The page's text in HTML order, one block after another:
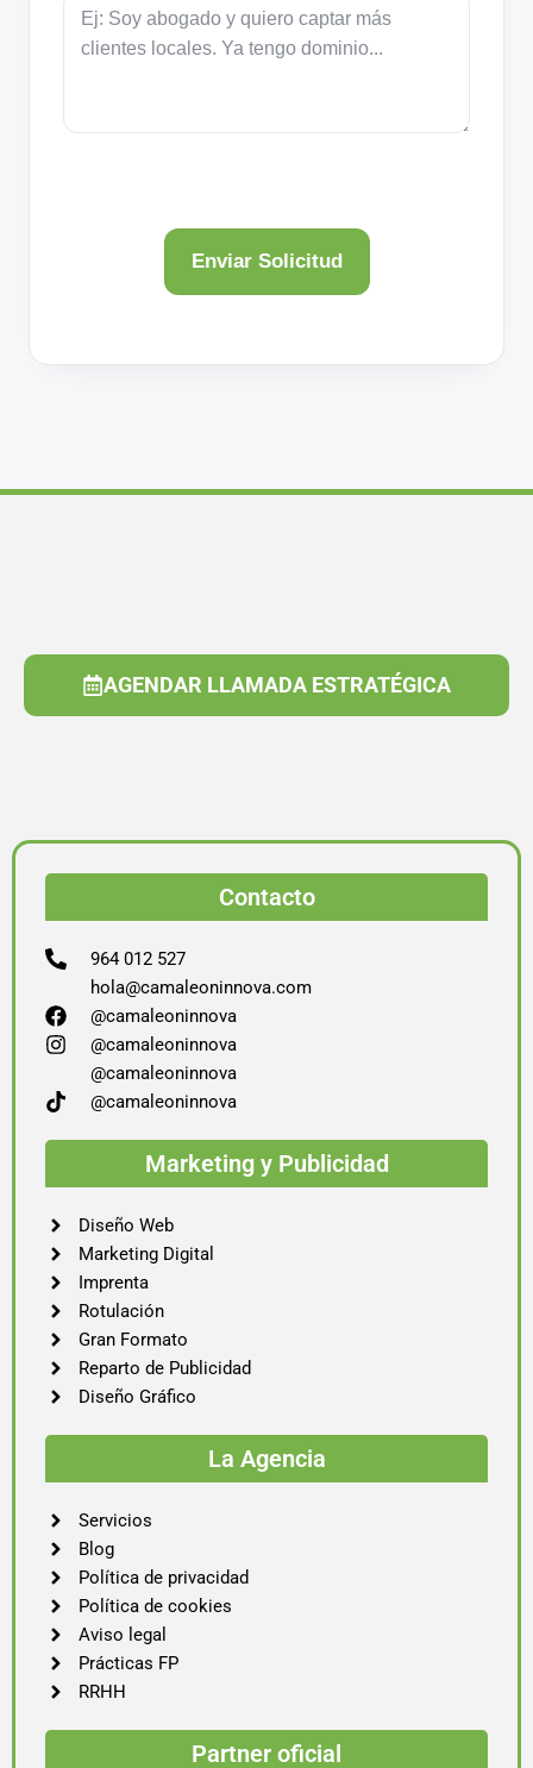
AGENDAR LLAMADA ESTRATÉGICA
Contacto
964 012 527
hola@camaleoninnova.com
@camaleoninnova
@camaleoninnova
@camaleoninnova
@camaleoninnova
Marketing y Publicidad
Diseño Web
Marketing Digital
Imprenta
Rotulación
Gran Formato
Reparto de Publicidad
Diseño Gráfico
La Agencia
Servicios
Blog
Política de privacidad
Política de cookies
Aviso legal
Prácticas FP
RRHH
Partner oficial